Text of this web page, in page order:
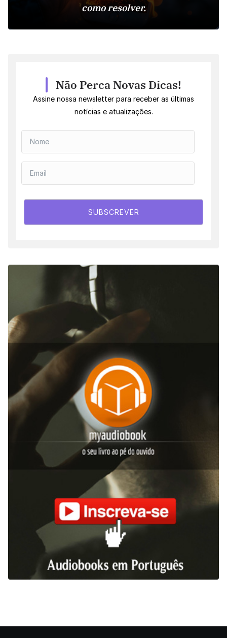
como resolver.
Não Perca Novas Dicas!
Assine nossa newsletter para receber as últimas
notícias e atualizações.
SUBSCREVER